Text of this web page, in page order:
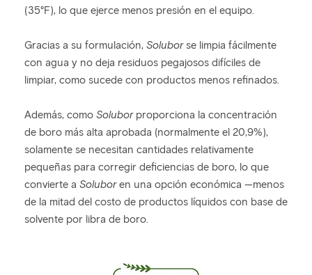
(35°F), lo que ejerce menos presión en el equipo.
Gracias a su formulación, Soluborse limpia fácilmente
con agua y no deja residuos pegajosos difíciles de
limpiar, como sucede con productos menos refinados.
Además, como Soluborproporciona la concentración
de boro más alta aprobada (normalmente el 20,9%),
solamente se necesitan cantidades relativamente
pequeñas para corregir deficiencias de boro, lo que
convierte a Soluboren una opción económica —menos
de la mitad del costo de productos líquidos con base de
solvente por libra de boro.